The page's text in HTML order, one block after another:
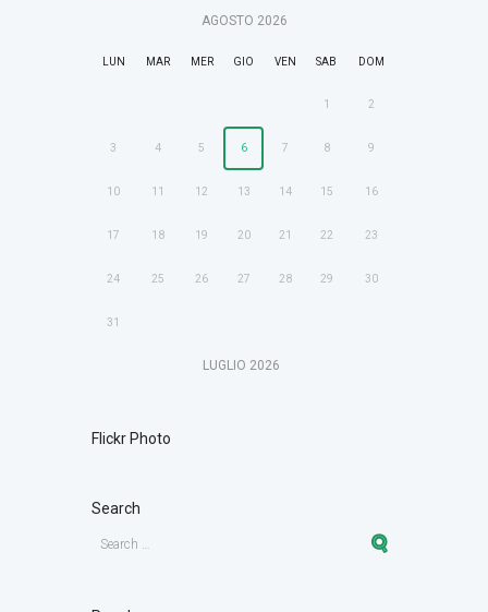
AGOSTO 2026
LUN MAR MER GIO VEN SAB DOM
1 2
3 4 5 6 7 8 9
10 11 12 13 14 15 16
17 18 19 20 21 22 23
24 25 26 27 28 29 30
31
LUGLIO 2026
Flickr Photo
Search